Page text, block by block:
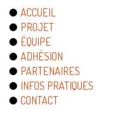
ACCUEIL
PROJET
ÉQUIPE
ADHÉSION
PARTENAIRES
INFOS PRATIQUES
CONTACT